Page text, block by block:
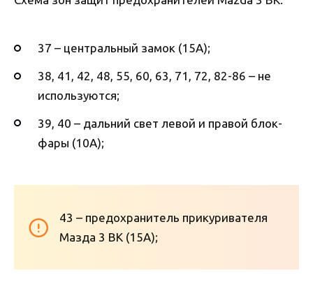
37 – центральный замок (15А);
38, 41, 42, 48, 55, 60, 63, 71, 72, 82-86 – не
используются;
39, 40 – дальний свет левой и правой блок-
фары (10А);
43 – предохранитель прикуривателя
Мазда 3 BK (15А);